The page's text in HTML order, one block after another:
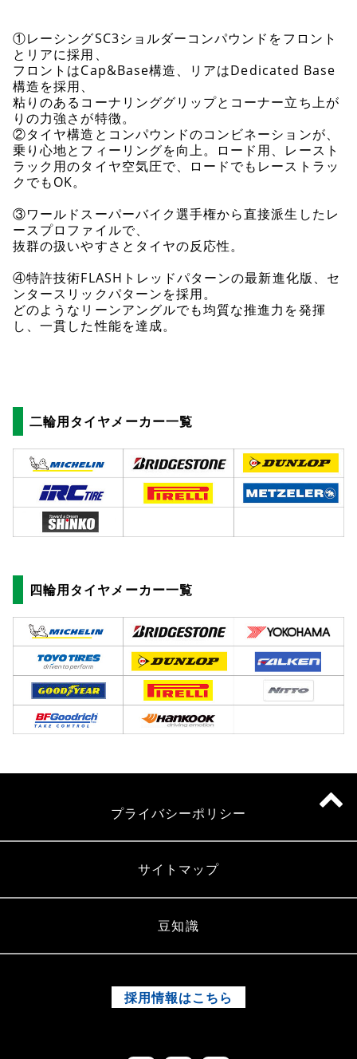
①レーシングSC3ショルダーコンパウンドをフロント
とリアに採用、
フロントはCap&Base構造、リアはDedicated Base
構造を採用、
粘りのあるコーナリンググリップとコーナー立ち上が
りの力強さが特徴。
②タイヤ構造とコンパウンドのコンビネーションが、
乗り心地とフィーリングを向上。ロード用、レースト
ラック用のタイヤ空気圧で、ロードでもレーストラッ
クでもOK。
③ワールドスーパーバイク選手権から直接派生したレ
ースプロファイルで、
抜群の扱いやすさとタイヤの反応性。
④特許技術FLASHトレッドパターンの最新進化版、セ
ンタースリックパターンを採用。
どのようなリーンアングルでも均質な推進力を発揮
し、一貫した性能を達成。
二輪用タイヤメーカー一覧
四輪用タイヤメーカー一覧
プライバシーポリシー
サイトマップ
豆知識
採用情報はこちら